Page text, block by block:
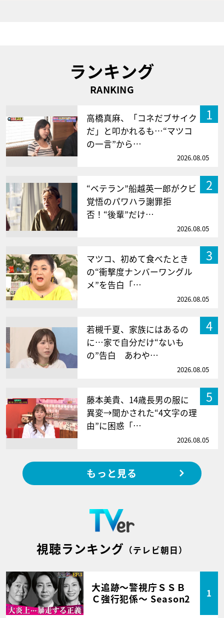
ランキング
RANKING
1
高橋真麻、「コネだブサイク
だ」と叩かれるも…“マツコ
の一言”から…
2026.08.05
2
“ベテラン”船越英一郎がクビ
覚悟のパワハラ謝罪拒
否！“後輩”だけ…
2026.08.05
3
マツコ、初めて食べたとき
の“衝撃度ナンバーワングル
メ”を告白「…
2026.08.05
4
若槻千夏、家族にはあるの
に…家で自分だけ“ないも
の”告白 あわや…
2026.08.05
5
藤本美貴、14歳長男の服に
異変→聞かされた“4文字の理
由”に困惑「…
2026.08.05
もっと見る
視聴ランキング （テレビ朝日）
大追跡～警視庁ＳＳＢ
Ｃ強行犯係～ Season2
1